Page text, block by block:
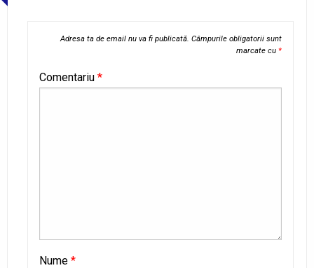
Adresa ta de email nu va fi publicată. Câmpurile obligatorii sunt
marcate cu *
Comentariu *
Nume *